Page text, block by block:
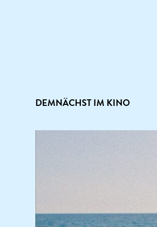
DEMNÄCHST IM KINO